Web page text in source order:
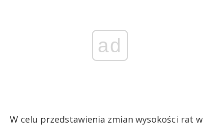
ad
W celu przedstawienia zmian wysokości rat w